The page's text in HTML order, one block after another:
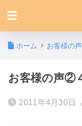
ホーム お客様の声
お客様の声②
2011年4月30日